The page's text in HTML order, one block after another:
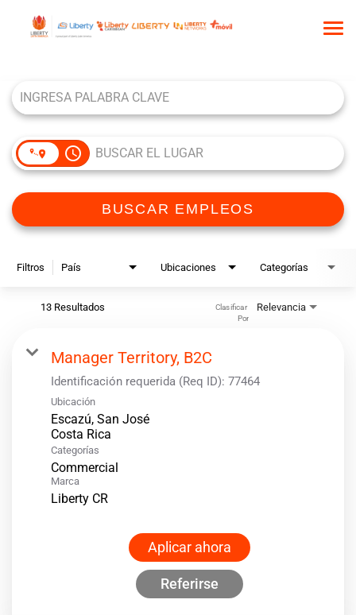
QUIÉNES SOMOS
COMUNIDAD DE TALENTO
access_time
BUSCAR EMPLEOS
Filtros País Ubicaciones Categorías
13 Resultados Relevancia
Clasificar
Por
Manager Territory, B2C
Identificación requerida (Req ID): 77464
Ubicación
Escazú, San José
Categorías
Commercial
Marca
Liberty CR
Aplicar ahora
Referirse